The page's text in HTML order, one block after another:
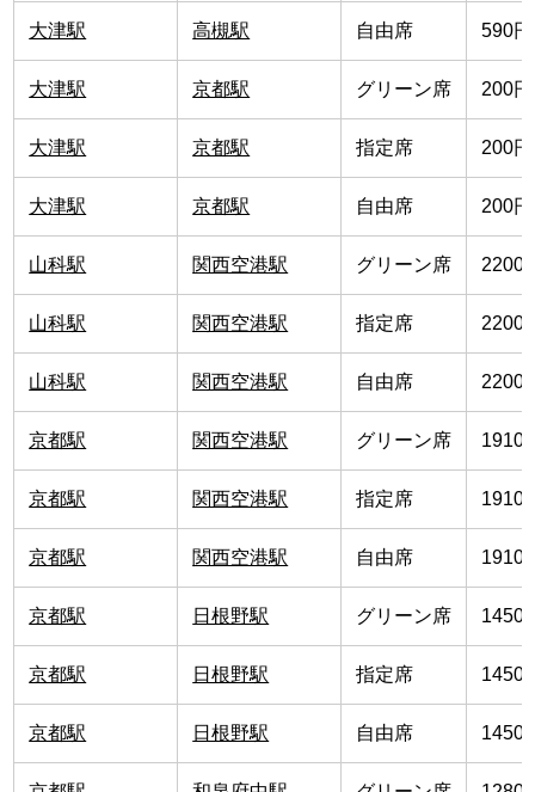
大津駅 高槻駅 自由席 590円
大津駅 京都駅 グリーン席 200円
大津駅 京都駅 指定席 200円
大津駅 京都駅 自由席 200円
山科駅 関西空港駅 グリーン席 2200
山科駅 関西空港駅 指定席 2200
山科駅 関西空港駅 自由席 2200
京都駅 関西空港駅 グリーン席 1910
京都駅 関西空港駅 指定席 1910
京都駅 関西空港駅 自由席 1910
京都駅 日根野駅 グリーン席 1450
京都駅 日根野駅 指定席 1450
京都駅 日根野駅 自由席 1450